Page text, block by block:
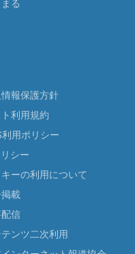
る
報保護方針
利用規約
利用ポリシー
シー
ーの利用について
載
信
テンツ二次利用